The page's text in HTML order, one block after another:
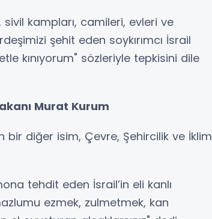
sivil kampları, camileri, evleri ve
şehit eden soykırımcı İsrail
kınıyorum" sözleriyle tepkisini dile
Murat Kurum
bir diğer isim, Çevre, Şehircilik ve İklim
tehdit eden İsrail’in eli kanlı
ezmek, zulmetmek, kan